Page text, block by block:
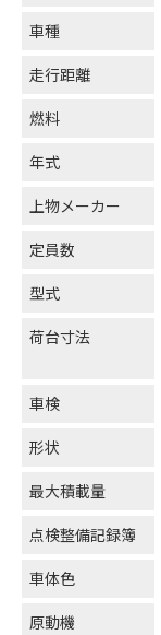
車種
走行距離
燃料
年式
上物メーカー
定員数
型式
荷台寸法
車検
形状
最大積載量
点検整備記録簿
車体色
原動機